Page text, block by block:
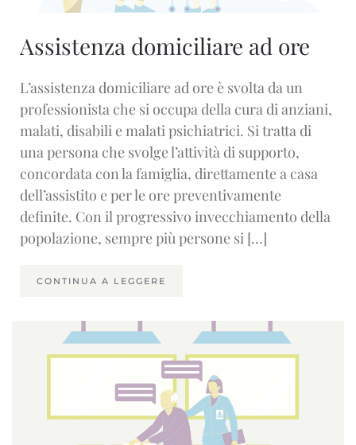
Assistenza domiciliare ad ore
L’assistenza domiciliare ad ore è svolta da un
professionista che si occupa della cura di anziani,
malati, disabili e malati psichiatrici. Si tratta di
una persona che svolge l’attività di supporto,
concordata con la famiglia, direttamente a casa
dell’assistito e per le ore preventivamente
definite. Con il progressivo invecchiamento della
popolazione, sempre più persone si […]
CONTINUA A LEGGERE